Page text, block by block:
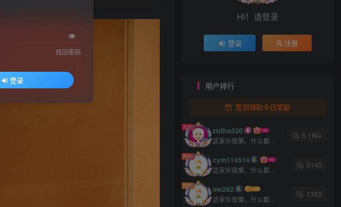
100W+人已阅读
TOP1
Candy糖糖 妩媚美腿
1年前
TOP2
[XiuRen秀人网] No.8444
Carol周妍希X 丝袜美腿
TOP3
[XiuRen秀人网] No.8720 安
TOP4
HI！请登录
登录 注册
用户排行
签到领取今日奖励
TOP1 ztdha520
这家伙很懒，什么都没有写...
5.1W+
TOP2 cym114514
这家伙很懒，什么都没有写...
2140
TOP3 me262
这家伙很懒，什么都没有写...
1355
找回密码
登录